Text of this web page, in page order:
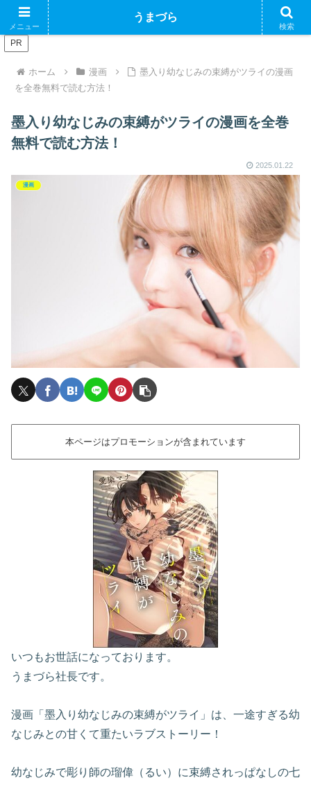
ブログで収益化できるかやってみるブログ
PR
ホーム 漫画
墨入り幼なじみの束縛がツライの漫画
を全巻無料で読む方法！
墨入り幼なじみの束縛がツライの漫画を全巻
無料で読む方法！
2025.01.22
漫画
本ページはプロモーションが含まれています
いつもお世話になっております。
うまづら社長です。
漫画「墨入り幼なじみの束縛がツライ」は、一途すぎる幼
なじみとの甘くて重たいラブストーリー！
幼なじみで彫り師の瑠偉（るい）に束縛されっぱなしの七
メニュー
うまづら
検索